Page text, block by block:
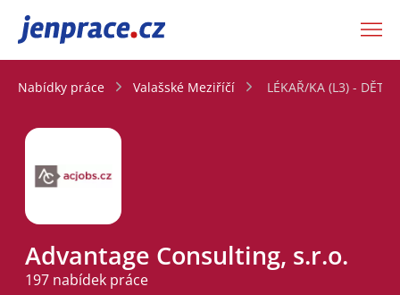
JenPráce.cz
Nabídky práce Valašské Meziříčí LÉKAŘ/KA (L3) -
Advantage Consulting, s.r.o.
197 nabídek práce